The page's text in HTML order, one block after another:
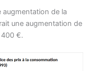
augmentation de la
une augmentation de
400 €.